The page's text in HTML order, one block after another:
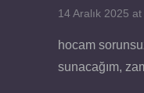
14 Aralık 2025
hocam
sunacağım,